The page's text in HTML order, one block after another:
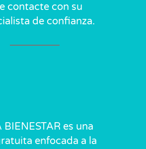
contacte con su
de confianza.
BIENESTAR es una
enfocada a la